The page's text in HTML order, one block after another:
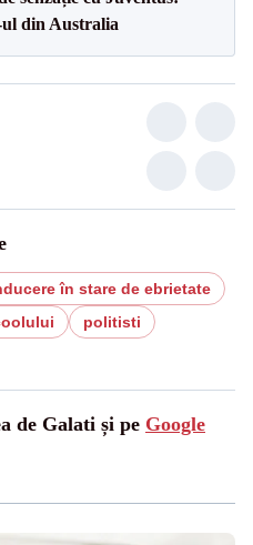
din Australia
în stare de ebrietate
politisti
de Galati și pe Google